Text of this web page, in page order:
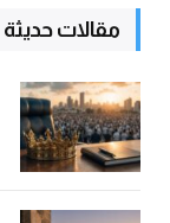
مقالات حديثة